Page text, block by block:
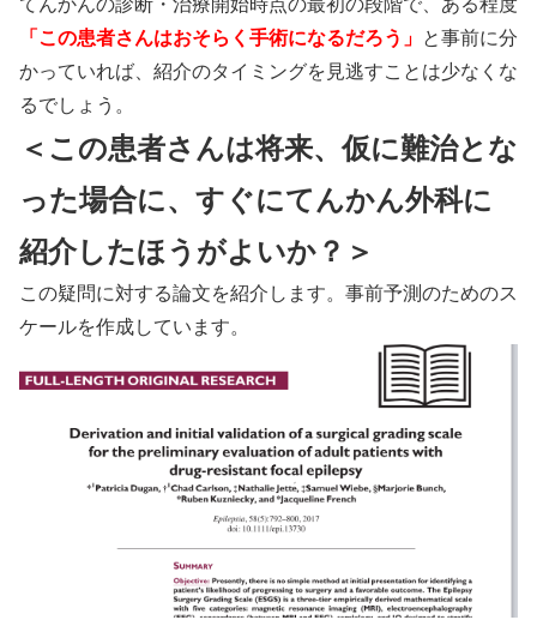
「この患者さんはおそらく手術になるだろう」 と事前に分
かっていれば、紹介のタイミングを見逃すことは少なくな
るでしょう。
＜この患者さんは将来、仮に難治とな
った場合に、すぐにてんかん外科に
紹介したほうがよいか？＞
この疑問に対する論文を紹介します。事前予測のためのス
ケールを作成しています。